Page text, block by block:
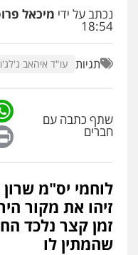
עו"ד
עו"ד
משפחה
נכתב על ידי מיכאל
18:54
תגיות עו"ד איהאב
שתף כתבה עם
חברים
לוחמי יס"מ
זיהו את מקור
זמן קצר נלכד
שהמתין לו